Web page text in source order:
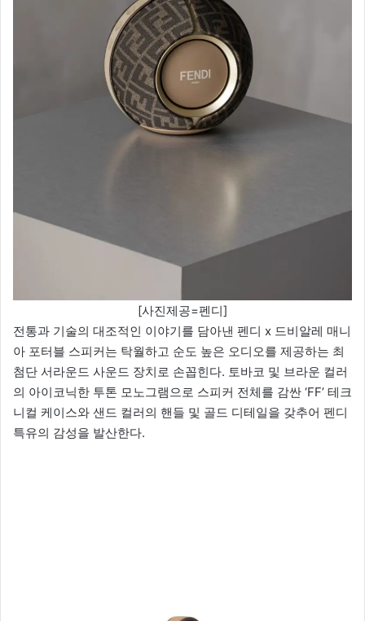
[사진제공=펜디]
전통과 기술의 대조적인 이야기를 담아낸 펜디 x 드비알레 매니
아 포터블 스피커는 탁월하고 순도 높은 오디오를 제공하는 최
첨단 서라운드 사운드 장치로 손꼽힌다. 토바코 및 브라운 컬러
의 아이코닉한 투톤 모노그램으로 스피커 전체를 감싼 ‘FF’ 테크
니컬 케이스와 샌드 컬러의 핸들 및 골드 디테일을 갖추어 펜디
특유의 감성을 발산한다.